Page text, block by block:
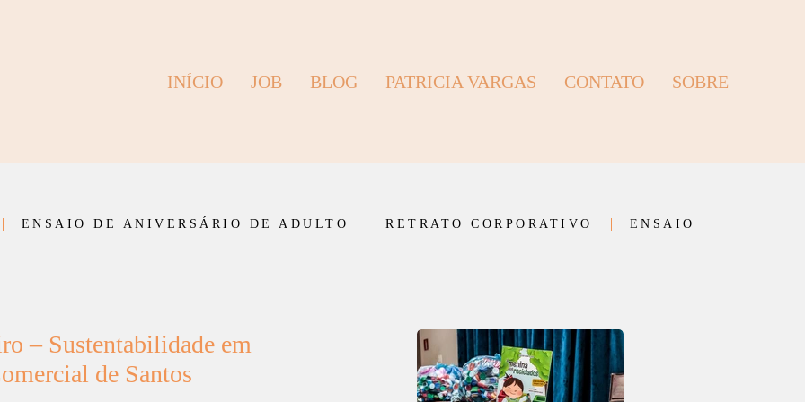
INÍCIO JOB BLOG PATRICIA VARGAS CONTATO SOBRE
ENSAIO DE ANIVERSÁRIO DE ADULTO RETRATO CORPORATIVO ENSAIO
– Sustentabilidade em
de Santos